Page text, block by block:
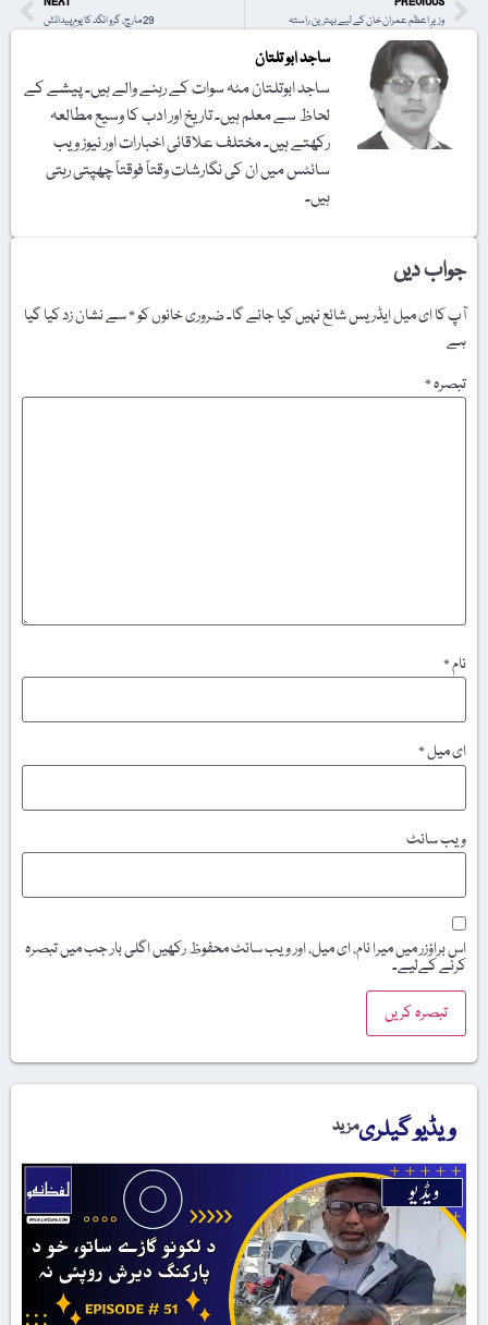
وزیرِ اعظم عمران خان کے لیے بہترین راستہ
ساجد ابو تلتان
ساجد ابوتلتان مٹہ سوات کے رہنے والے ہیں۔ پیشے کے
لحاظ سے معلم ہیں۔ تاریخ اور ادب کا وسیع مطالعہ
رکھتے ہیں۔ مختلف علاقائی اخبارات اور نیوز ویب
سائٹس میں ان کی نگارشات وقتاً فوقتاً چھپتی رہتی
ہیں۔
جواب دیں
آپ کا ای میل ایڈریس شائع نہیں کیا جائے گا۔ضروری خانوں کو*سے نشان زد کیا گیا
ہے
تبصرہ*
نام*
ای میل*
ویب‌ سائٹ
اس براؤزر میں میرا نام، ای میل، اور ویب سائٹ محفوظ رکھیں اگلی بار جب میں تبصرہ
کرنے کےلیے۔
ویڈیو گیلریمزید